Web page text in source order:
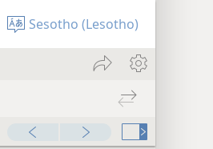
Sesotho (Lesotho)